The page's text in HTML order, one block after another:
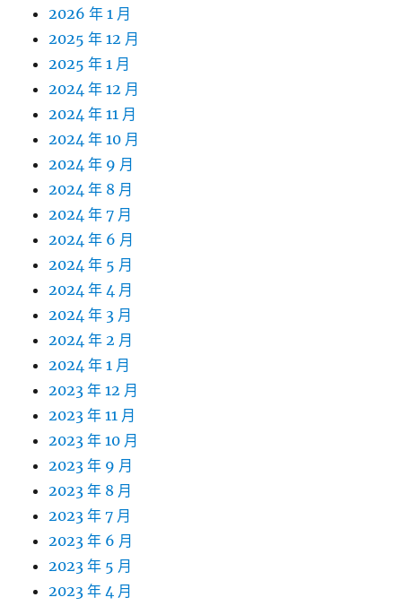
2026 年 1 月
2025 年 12 月
2025 年 1 月
2024 年 12 月
2024 年 11 月
2024 年 10 月
2024 年 9 月
2024 年 8 月
2024 年 7 月
2024 年 6 月
2024 年 5 月
2024 年 4 月
2024 年 3 月
2024 年 2 月
2024 年 1 月
2023 年 12 月
2023 年 11 月
2023 年 10 月
2023 年 9 月
2023 年 8 月
2023 年 7 月
2023 年 6 月
2023 年 5 月
2023 年 4 月